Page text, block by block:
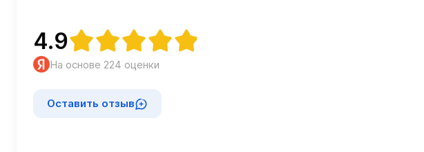
4.9
На основе 224 оценки
Оставить отзыв